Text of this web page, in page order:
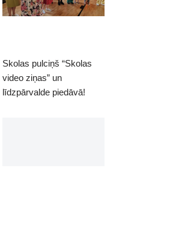
Skolas pulciņš “Skolas
video ziņas” un
līdzpārvalde piedāvā!